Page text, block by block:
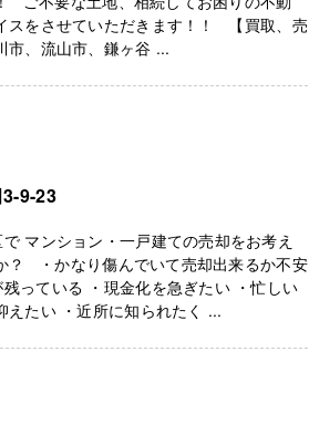
スをさせていただきます！！ 【買取、売
市、流山市、鎌ヶ谷 ...
9-23
マンション・一戸建ての売却をお考え
？ ・かなり傷んでいて売却出来るか不安
っている ・現金化を急ぎたい ・忙しい
たい ・近所に知られたく ...